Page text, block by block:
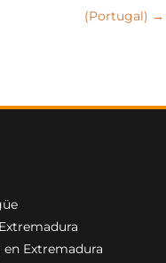
(Portugal) →
Extremadura